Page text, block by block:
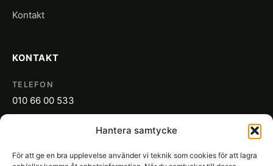
Hantera samtycke
För att ge en bra upplevelse använder vi teknik som cookies för att lagra
Kontakt
KONTAKT
TELEFON
010 66 00 533
ADRESS